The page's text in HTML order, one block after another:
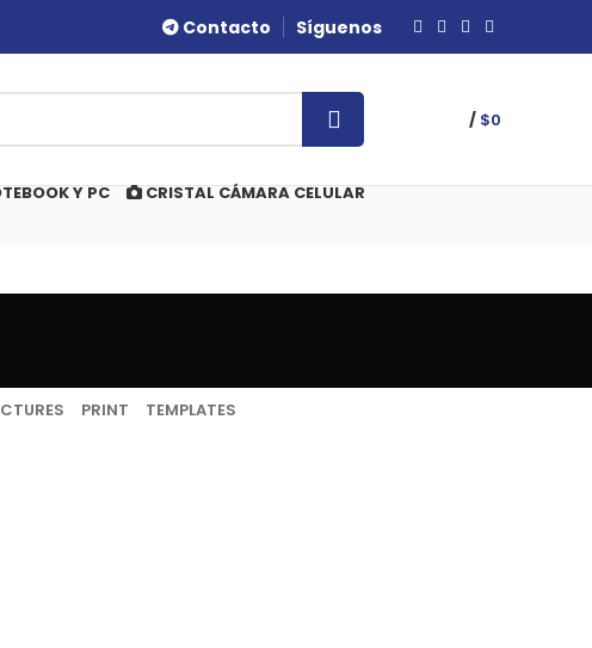
Contacto Síguenos
/ $0
Y PC CRISTAL CÁMARA CELULAR
PRINT TEMPLATES